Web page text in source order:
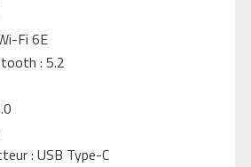
Fi 6E
: 5.2
: USB Type-C